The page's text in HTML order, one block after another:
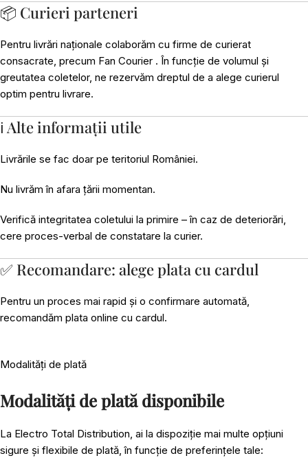
📦 Curieri parteneri
Pentru livrări naționale colaborăm cu firme de curierat
consacrate, precum Fan Courier . În funcție de volumul și
greutatea coletelor, ne rezervăm dreptul de a alege curierul
optim pentru livrare.
ℹ️ Alte informații utile
Livrările se fac doar pe teritoriul României.
Nu livrăm în afara țării momentan.
Verifică integritatea coletului la primire – în caz de deteriorări,
cere proces-verbal de constatare la curier.
✅ Recomandare: alege plata cu cardul
Pentru un proces mai rapid și o confirmare automată,
recomandăm plata online cu cardul.
Modalități de plată
Modalități de plată disponibile
La Electro Total Distribution, ai la dispoziție mai multe opțiuni
sigure și flexibile de plată, în funcție de preferințele tale: